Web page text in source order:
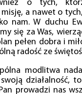
o tych,
a nawet o
nam. W duchu
się za Was,
pełen dobra i
radość ze
modlitwa
działalność,
prowadzi nas